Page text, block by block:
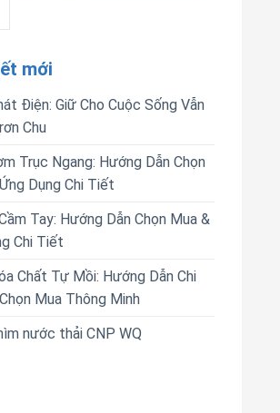
mới
Điện: Giữ Cho Cuộc Sống Vẫn
Chu
Trục Ngang: Hướng Dẫn Chọn
Dụng Chi Tiết
Tay: Hướng Dẫn Chọn Mua &
Chi Tiết
Chất Tự Mồi: Hướng Dẫn Chi
Mua Thông Minh
nước thải CNP WQ